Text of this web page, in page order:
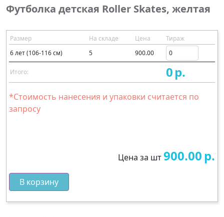
Футболка детская Roller Skates, желтая
Размер На складе Цена
Тираж
6 лет (106-116 см)
5 900.00
Итого: 0р.
*Стоимость нанесения и упаковки считается по
запросу
Цена за шт900.00р.
В корзину